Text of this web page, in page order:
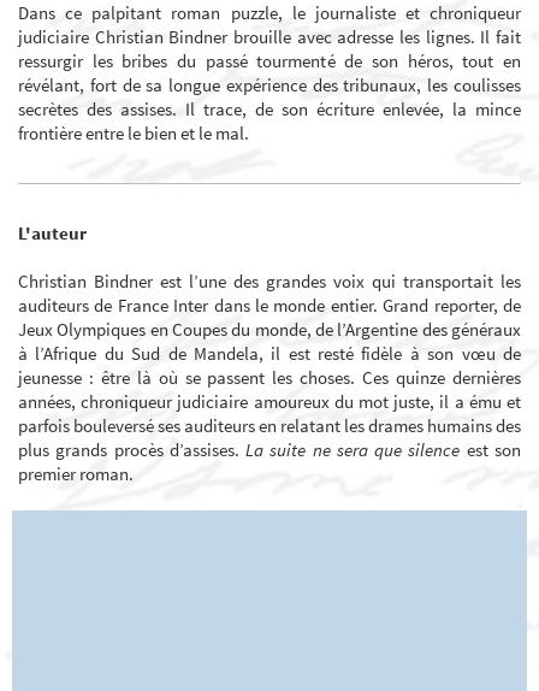
Dans ce palpitant roman puzzle, le journaliste et chroniqueur
judiciaire Christian Bindner brouille avec adresse les lignes. Il fait
ressurgir les bribes du passé tourmenté de son héros, tout en
révélant, fort de sa longue expérience des tribunaux, les coulisses
secrètes des assises. Il trace, de son écriture enlevée, la mince
frontière entre le bien et le mal.
L'auteur
Christian Bindner est l’une des grandes voix qui transportait les
auditeurs de France Inter dans le monde entier. Grand reporter, de
Jeux Olympiques en Coupes du monde, de l’Argentine des généraux
à l’Afrique du Sud de Mandela, il est resté fidèle à son vœu de
jeunesse : être là où se passent les choses. Ces quinze dernières
années, chroniqueur judiciaire amoureux du mot juste, il a ému et
parfois bouleversé ses auditeurs en relatant les drames humains des
plus grands procès d’assises.La suite ne sera que silence est son
premier roman.